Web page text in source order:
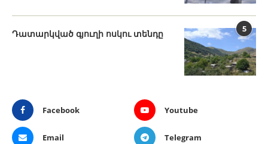
5
Դատարկված գյուղի ոսկու տենդը
Facebook Youtube
Email Telegram